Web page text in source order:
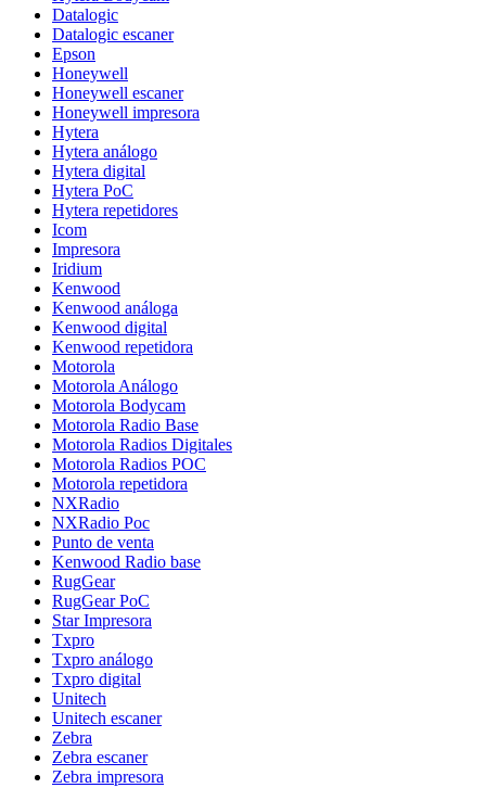
Datalogic
Datalogic escaner
Epson
Honeywell
Honeywell escaner
Honeywell impresora
Hytera
Hytera análogo
Hytera digital
Hytera PoC
Hytera repetidores
Icom
Impresora
Iridium
Kenwood
Kenwood análoga
Kenwood digital
Kenwood repetidora
Motorola
Motorola Análogo
Motorola Bodycam
Motorola Radio Base
Motorola Radios Digitales
Motorola Radios POC
Motorola repetidora
NXRadio
NXRadio Poc
Punto de venta
Kenwood Radio base
RugGear
RugGear PoC
Star Impresora
Txpro
Txpro análogo
Txpro digital
Unitech
Unitech escaner
Zebra
Zebra escaner
Zebra impresora